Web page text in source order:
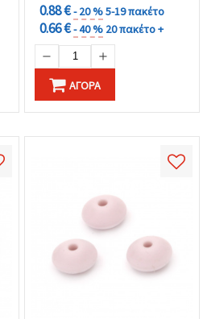
0.88 €- 20 %5-19 πακέτο
0.66 €- 40 % 20 πακέτο +
ΑΓΟΡΆ